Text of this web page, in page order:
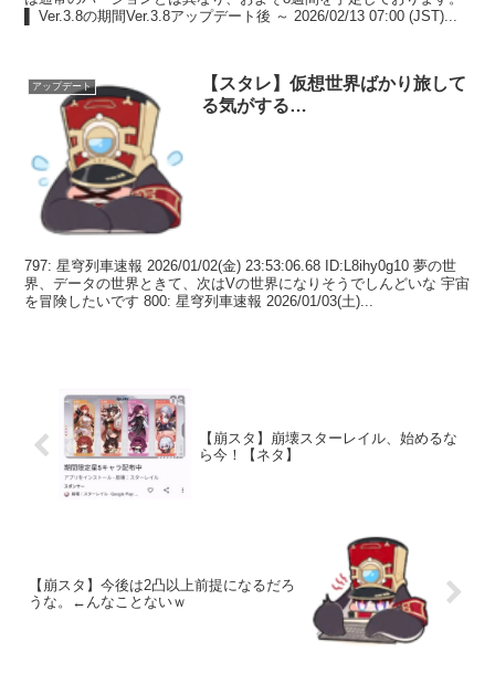
▌ Ver.3.8の期間Ver.3.8アップデート後 ～ 2026/02/13 07:00 (JST)...
アップデート
【スタレ】仮想世界ばかり旅して
る気がする…
797: 星穹列車速報 2026/01/02(金) 23:53:06.68 ID:L8ihy0g10 夢の世
界、データの世界ときて、次はVの世界になりそうでしんどいな 宇宙
を冒険したいです 800: 星穹列車速報 2026/01/03(土)...
【崩スタ】崩壊スターレイル、始めるな
ら今！【ネタ】
【崩スタ】今後は2凸以上前提になるだろ
うな。←んなことないｗ